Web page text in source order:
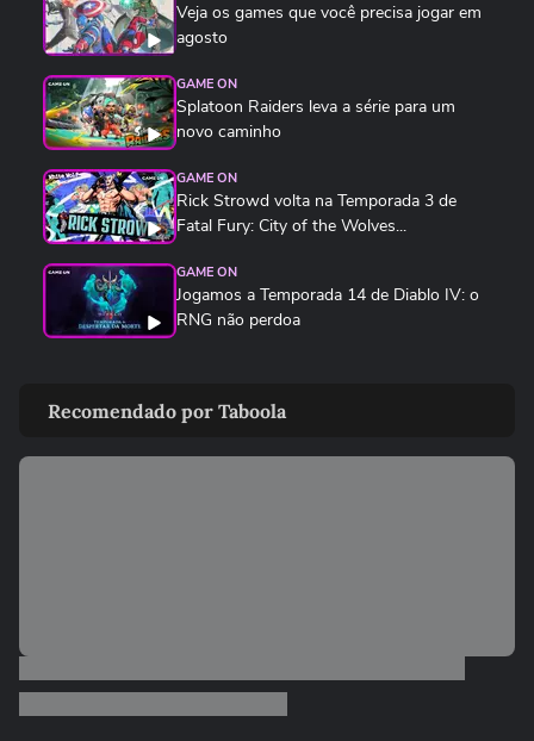
Veja os games que você precisa jogar em
agosto
GAME ON
Splatoon Raiders leva a série para um
novo caminho
GAME ON
Rick Strowd volta na Temporada 3 de
Fatal Fury: City of the Wolves...
GAME ON
Jogamos a Temporada 14 de Diablo IV: o
RNG não perdoa
esquecido de 1996
GAME ON
edição completa
Recomendado por Taboola